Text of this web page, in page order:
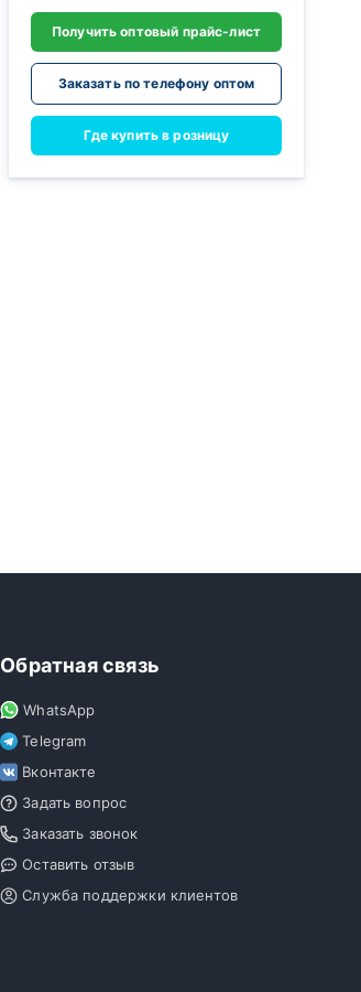
Получить оптовый прайс-лист
Заказать по телефону оптом
Где купить в розницу
Обратная связь
WhatsApp
Telegram
Вконтакте
Задать вопрос
Заказать звонок
Оставить отзыв
Служба поддержки клиентов